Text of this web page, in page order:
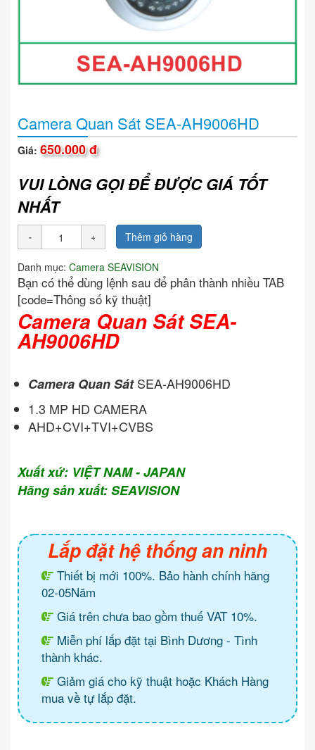
Camera Quan Sát SEA-AH9006HD
Giá: 650.000 đ
VUI LÒNG GỌI ĐỂ ĐƯỢC GIÁ TỐT
NHẤT
Thêm giỏ hàng
Danh mục: Camera SEAVISION
Bạn có thể dùng lệnh sau để phân thành nhiều TAB
[code=Thông số kỹ thuật]
Camera Quan Sát SEA-
AH9006HD
Camera Quan SátSEA-AH9006HD
1.3 MP HD CAMERA
AHD+CVI+TVI+CVBS
Xuất xứ: VIỆT NAM - JAPAN
Hãng sản xuất: SEAVISION
Lắp đặt hệ thống an ninh
Thiết bị mới 100%. Bảo hành chính hãng
02-05Năm
Giá trên chưa bao gồm thuế VAT 10%.
Miễn phí lắp đặt tại Bình Dương - Tình
thành khác.
Giảm giá cho kỹ thuật hoặc Khách Hàng
mua về tự lắp đặt.